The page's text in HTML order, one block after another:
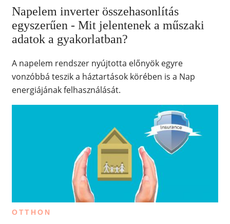
Napelem inverter összehasonlítás
egyszerűen - Mit jelentenek a műszaki
adatok a gyakorlatban?
A napelem rendszer nyújtotta előnyök egyre
vonzóbbá teszik a háztartások körében is a Nap
energiájának felhasználását.
OTTHON